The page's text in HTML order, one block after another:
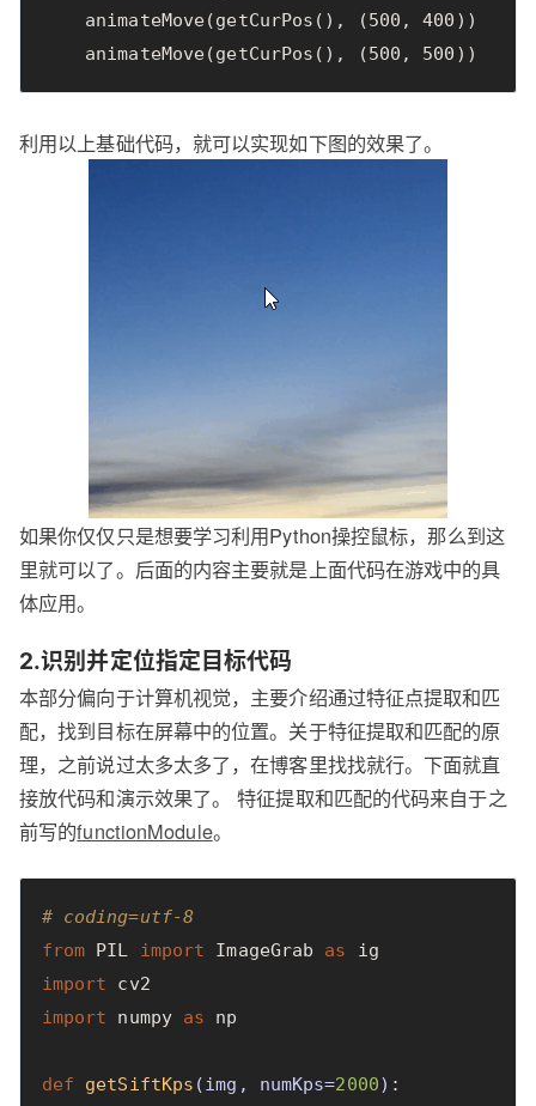
animateMove(getCurPos (), (500 , 400 ))
animateMove(getCurPos (), (500 , 500 ))
利用以上基础代码，就可以实现如下图的效果了。
如果你仅仅只是想要学习利用Python操控鼠标，那么到这
里就可以了。后面的内容主要就是上面代码在游戏中的具
体应用。
2.识别并定位指定目标代码
本部分偏向于计算机视觉，主要介绍通过特征点提取和匹
配，找到目标在屏幕中的位置。关于特征提取和匹配的原
理，之前说过太多太多了，在博客里找找就行。下面就直
接放代码和演示效果了。 特征提取和匹配的代码来自于之
前写的functionModule。
# coding=utf-8
from PIL import ImageGrab as
ig
import
cv2
import
numpy as np
def getSiftKps (img , numKps=2000) :